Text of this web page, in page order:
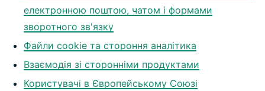
електронною поштою, чатом і формами
зворотного зв'язку
Файли cookie та стороння аналітика
Взаємодія зі сторонніми продуктами
Користувачі в Європейському Союзі